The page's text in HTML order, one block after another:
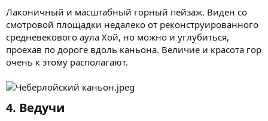
Лаконичный и масштабный горный пейзаж. Виден со
смотровой площадки недалеко от реконструированного
средневекового аула Хой, но можно и углубиться,
проехав по дороге вдоль каньона. Величие и красота гор
очень к этому располагают.
4. Ведучи​